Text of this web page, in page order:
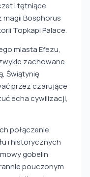
i tętniące
magii Bosphorus
Topkapi Palace.
miasta Efezu,
zachowane
Świątynię
przez czarujące
echa cywilizacji,
połączenie
i historycznych
gobelin
pouczonym